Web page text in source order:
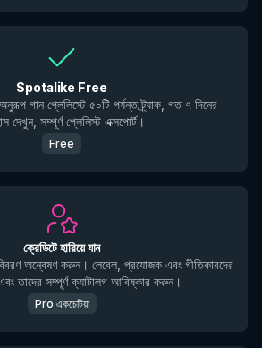
Spotalike Free
গান প্লেলিস্টে ৫০টি পর্যন্ত ট্র্যাক, গত ৭ দিনের
দেখুন, সম্পূর্ণ প্লেলিস্ট এক্সপোর্ট।
Free
ক্রেডিটে হারিয়ে যান
অন্বেষণ করুন। লেবেল, প্রযোজক এবং গীতিকারদের
তাদের সম্পূর্ণ ক্যাটালগ আবিষ্কার করুন।
Pro একচেটিয়া